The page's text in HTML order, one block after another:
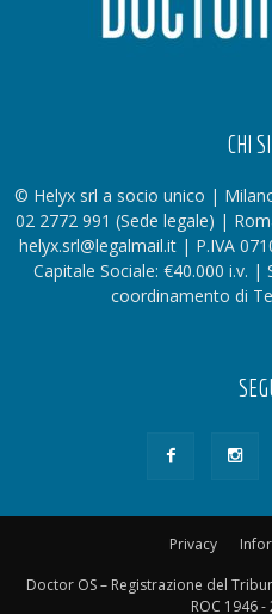
CHI
© Helyx srl a socio unico |
02 2772 991 (Sede legale) |
helyx.srl@legalmail.it | P.IVA
Capitale Sociale: €40.000 i.v.
coordinamento di
Privacy
Doctor OS – Registrazione del
ROC 1946 -